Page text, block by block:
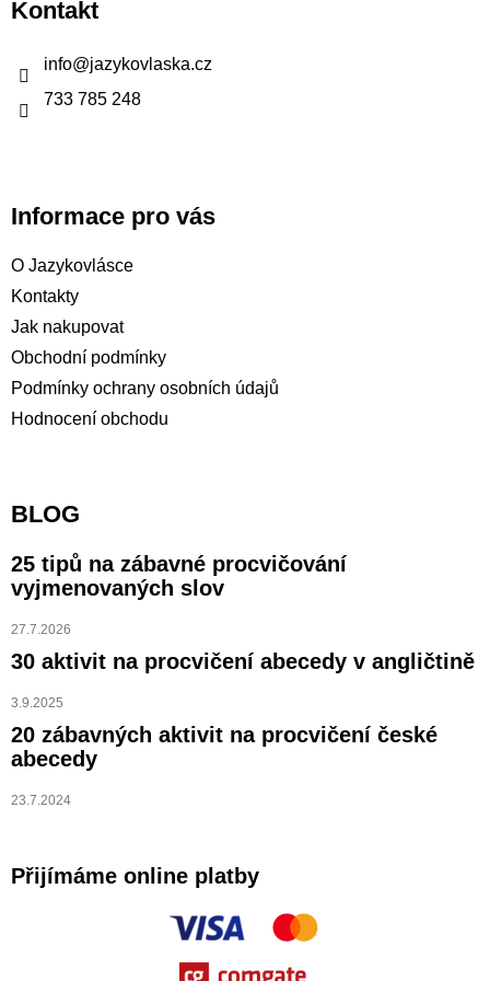
aKontakt
info@jazykovlaska.cz
733 785 248
Informace pro vás
O Jazykovlásce
Kontakty
Jak nakupovat
Obchodní podmínky
Podmínky ochrany osobních údajů
Hodnocení obchodu
BLOG
25 tipů na zábavné procvičování
vyjmenovaných slov
27.7.2026
30 aktivit na procvičení abecedy v angličtině
3.9.2025
20 zábavných aktivit na procvičení české
abecedy
23.7.2024
Přijímáme online platby